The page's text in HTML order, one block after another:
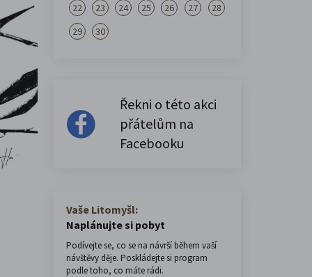
22
23 24 25 26 27
28
29
30
Řekni o této akci
přátelům na
Facebooku
Vaše Litomyšl:
Naplánujte si pobyt
Podívejte se, co se na návrší během vaší
návštěvy děje. Poskládejte si program
podle toho, co máte rádi.